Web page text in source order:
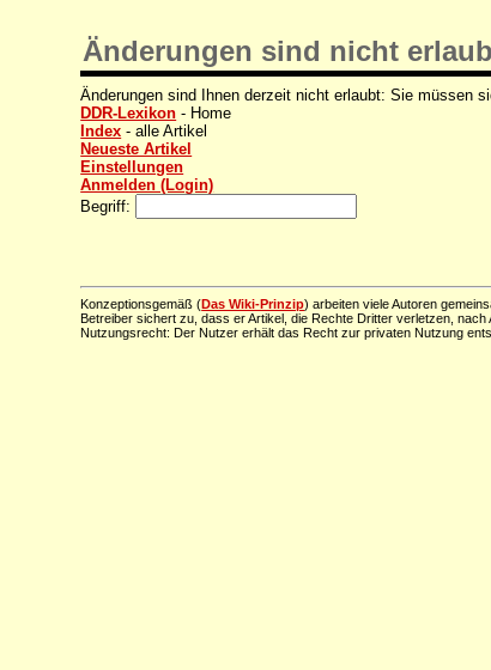
Änderungen sind nicht
Änderungen sind Ihnen derzeit nicht erlaubt: Sie müssen
DDR-Lexikon - Home
Index - alle Artikel
Neueste Artikel
Einstellungen
Anmelden (Login)
Begriff:
Konzeptionsgemäß (Das Wiki-Prinzip) arbeiten viele Autoren
Betreiber sichert zu, dass er Artikel, die Rechte Dritter verletzen, nach
Nutzungsrecht: Der Nutzer erhält das Recht zur privaten Nutzung